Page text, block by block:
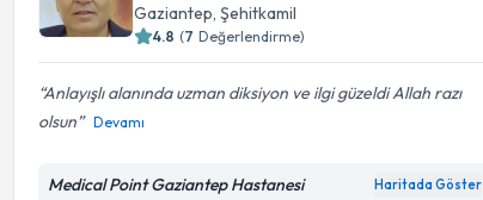
Gaziantep, Şehitkamil
4.8 (7 Değerlendirme)
Anlayışlı alanında uzman diksiyon ve ilgi güzeldi Allah razı
olsun
Devamı
Medical Point Gaziantep Hastanesi Haritada Göster